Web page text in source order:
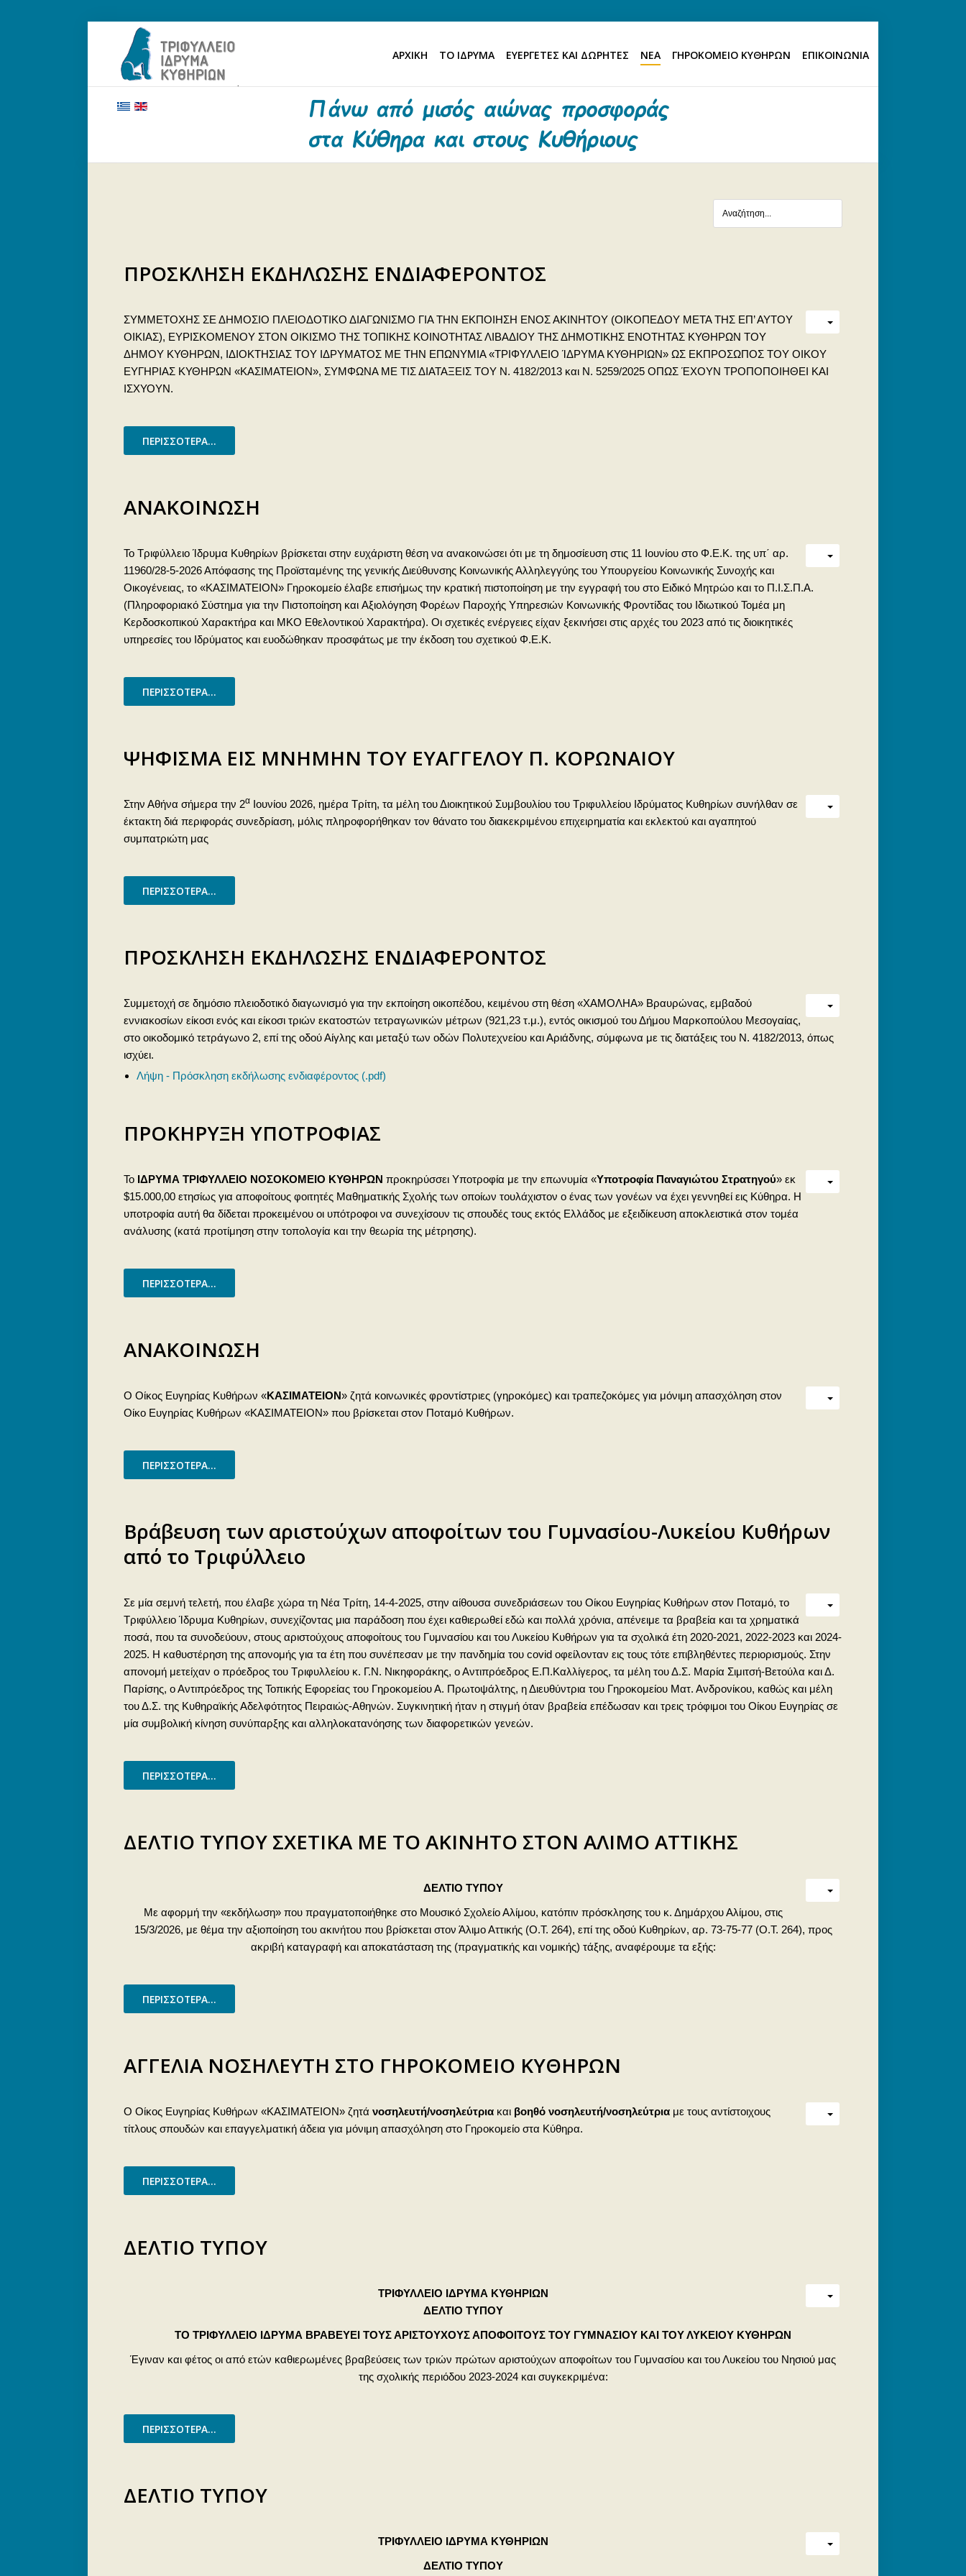
ΑΡΧΙΚΗ ΤΟ ΙΔΡΥΜΑ ΕΥΕΡΓΕΤΕΣ ΚΑΙ ΔΩΡΗΤΕΣ ΝΕΑ ΓΗΡΟΚΟΜΕΙΟ ΚΥΘΗΡΩΝ ΕΠΙΚΟΙΝΩΝΙΑ
ΠΡΟΣΚΛΗΣΗ ΕΚΔΗΛΩΣΗΣ ΕΝΔΙΑΦΕΡΟΝΤΟΣ
ΣΥΜΜΕΤΟΧΗΣ ΣΕ ΔΗΜΟΣΙΟ ΠΛΕΙΟΔΟΤΙΚΟ ΔΙΑΓΩΝΙΣΜΟ ΓΙΑ ΤΗΝ ΕΚΠΟΙΗΣΗ ΕΝΟΣ ΑΚΙΝΗΤΟΥ (ΟΙΚΟΠΕΔΟΥ ΜΕΤΑ ΤΗΣ ΕΠ’ ΑΥΤΟΥ
ΟΙΚΙΑΣ), ΕΥΡΙΣΚΟΜΕΝΟΥ ΣΤΟΝ ΟΙΚΙΣΜΟ ΤΗΣ ΤΟΠΙΚΗΣ ΚΟΙΝΟΤΗΤΑΣ ΛΙΒΑΔΙΟΥ ΤΗΣ ΔΗΜΟΤΙΚΗΣ ΕΝΟΤΗΤΑΣ ΚΥΘΗΡΩΝ ΤΟΥ
ΔΗΜΟΥ ΚΥΘΗΡΩΝ, ΙΔΙΟΚΤΗΣΙΑΣ ΤΟΥ ΙΔΡΥΜΑΤΟΣ ΜΕ ΤΗΝ ΕΠΩΝΥΜΙΑ «ΤΡΙΦΥΛΛΕΙΟ ΊΔΡΥΜΑ ΚΥΘΗΡΙΩΝ» ΩΣ ΕΚΠΡΟΣΩΠΟΣ ΤΟΥ ΟΙΚΟΥ
ΕΥΓΗΡΙΑΣ ΚΥΘΗΡΩΝ «ΚΑΣΙΜΑΤΕΙΟΝ», ΣΥΜΦΩΝΑ ΜΕ ΤΙΣ ΔΙΑΤΑΞΕΙΣ ΤΟΥ Ν. 4182/2013 και Ν. 5259/2025 ΟΠΩΣ ΈΧΟΥΝ ΤΡΟΠΟΠΟΙΗΘΕΙ ΚΑΙ
ΙΣΧΥΟΥΝ.
ΠΕΡΙΣΣΌΤΕΡΑ...
ΑΝΑΚΟΙΝΩΣΗ
Το Τριφύλλειο Ίδρυμα Κυθηρίων βρίσκεται στην ευχάριστη θέση να ανακοινώσει ότι με τη δημοσίευση στις 11 Ιουνίου στο Φ.Ε.Κ. της υπ΄ αρ.
11960/28-5-2026 Απόφασης της Προϊσταμένης της γενικής Διεύθυνσης Κοινωνικής Αλληλεγγύης του Υπουργείου Κοινωνικής Συνοχής και
Οικογένειας, το «ΚΑΣΙΜΑΤΕΙΟΝ» Γηροκομείο έλαβε επισήμως την κρατική πιστοποίηση με την εγγραφή του στο Ειδικό Μητρώο και το Π.Ι.Σ.Π.Α.
(Πληροφοριακό Σύστημα για την Πιστοποίηση και Αξιολόγηση Φορέων Παροχής Υπηρεσιών Κοινωνικής Φροντίδας του Ιδιωτικού Τομέα μη
Κερδοσκοπικού Χαρακτήρα και ΜΚΟ Εθελοντικού Χαρακτήρα). Οι σχετικές ενέργειες είχαν ξεκινήσει στις αρχές του 2023 από τις διοικητικές
υπηρεσίες του Ιδρύματος και ευοδώθηκαν προσφάτως με την έκδοση του σχετικού Φ.Ε.Κ.
ΠΕΡΙΣΣΌΤΕΡΑ...
ΨΗΦΙΣΜΑ ΕΙΣ ΜΝΗΜΗΝ ΤΟΥ ΕΥΑΓΓΕΛΟΥ Π. ΚΟΡΩΝΑΙΟΥ
Στην Αθήνα σήμερα την 2α Ιουνίου 2026, ημέρα Τρίτη, τα μέλη του Διοικητικού Συμβουλίου του Τριφυλλείου Ιδρύματος Κυθηρίων συνήλθαν σε
έκτακτη διά περιφοράς συνεδρίαση, μόλις πληροφορήθηκαν τον θάνατο του διακεκριμένου επιχειρηματία και εκλεκτού και αγαπητού
συμπατριώτη μας
ΠΕΡΙΣΣΌΤΕΡΑ...
ΠΡΟΣΚΛΗΣΗ ΕΚΔΗΛΩΣΗΣ ΕΝΔΙΑΦΕΡΟΝΤΟΣ
Συμμετοχή σε δημόσιο πλειοδοτικό διαγωνισμό για την εκποίηση οικοπέδου, κειμένου στη θέση «ΧΑΜΟΛΗΑ» Βραυρώνας, εμβαδού
εννιακοσίων είκοσι ενός και είκοσι τριών εκατοστών τετραγωνικών μέτρων (921,23 τ.μ.), εντός οικισμού του Δήμου Μαρκοπούλου Μεσογαίας,
στο οικοδομικό τετράγωνο 2, επί της οδού Αίγλης και μεταξύ των οδών Πολυτεχνείου και Αριάδνης, σύμφωνα με τις διατάξεις του Ν. 4182/2013, όπως
ισχύει.
Λήψη - Πρόσκληση εκδήλωσης ενδιαφέροντος (.pdf)
ΠΡΟΚΗΡΥΞΗ ΥΠΟΤΡΟΦΙΑΣ
Το ΙΔΡΥΜΑ ΤΡΙΦΥΛΛΕΙΟ ΝΟΣΟΚΟΜΕΙΟ ΚΥΘΗΡΩΝ προκηρύσσει Υποτροφία με την επωνυμία «Υποτροφία Παναγιώτου Στρατηγού» εκ
$15.000,00 ετησίως για αποφοίτους φοιτητές Μαθηματικής Σχολής των οποίων τουλάχιστον ο ένας των γονέων να έχει γεννηθεί εις Κύθηρα. Η
υποτροφία αυτή θα δίδεται προκειμένου οι υπότροφοι να συνεχίσουν τις σπουδές τους εκτός Ελλάδος με εξειδίκευση αποκλειστικά στον τομέα
ανάλυσης (κατά προτίμηση στην τοπολογία και την θεωρία της μέτρησης).
ΠΕΡΙΣΣΌΤΕΡΑ...
ΑΝΑΚΟΙΝΩΣΗ
Ο Οίκος Ευγηρίας Κυθήρων «ΚΑΣΙΜΑΤΕΙΟΝ» ζητά κοινωνικές φροντίστριες (γηροκόμες) και τραπεζοκόμες για μόνιμη απασχόληση στον
Οίκο Ευγηρίας Κυθήρων «ΚΑΣΙΜΑΤΕΙΟΝ» που βρίσκεται στον Ποταμό Κυθήρων.
ΠΕΡΙΣΣΌΤΕΡΑ...
Βράβευση των αριστούχων αποφοίτων του Γυμνασίου-Λυκείου Κυθήρων
από το Τριφύλλειο
Σε μία σεμνή τελετή, που έλαβε χώρα τη Νέα Τρίτη, 14-4-2025, στην αίθουσα συνεδριάσεων του Οίκου Ευγηρίας Κυθήρων στον Ποταμό, το
Τριφύλλειο Ίδρυμα Κυθηρίων, συνεχίζοντας μια παράδοση που έχει καθιερωθεί εδώ και πολλά χρόνια, απένειμε τα βραβεία και τα χρηματικά
ποσά, που τα συνοδεύουν, στους αριστούχους αποφοίτους του Γυμνασίου και του Λυκείου Κυθήρων για τα σχολικά έτη 2020-2021, 2022-2023 και 2024-
2025. Η καθυστέρηση της απονομής για τα έτη που συνέπεσαν με την πανδημία του covid οφείλονταν εις τους τότε επιβληθέντες περιορισμούς. Στην
απονομή μετείχαν ο πρόεδρος του Τριφυλλείου κ. Γ.Ν. Νικηφοράκης, ο Αντιπρόεδρος Ε.Π.Καλλίγερος, τα μέλη του Δ.Σ. Μαρία Σιμιτσή-Βετούλα και Δ.
Παρίσης, ο Αντιπρόεδρος της Τοπικής Εφορείας του Γηροκομείου Α. Πρωτοψάλτης, η Διευθύντρια του Γηροκομείου Ματ. Ανδρονίκου, καθώς και μέλη
του Δ.Σ. της Κυθηραϊκής Αδελφότητος Πειραιώς-Αθηνών. Συγκινητική ήταν η στιγμή όταν βραβεία επέδωσαν και τρεις τρόφιμοι του Οίκου Ευγηρίας σε
μία συμβολική κίνηση συνύπαρξης και αλληλοκατανόησης των διαφορετικών γενεών.
ΠΕΡΙΣΣΌΤΕΡΑ...
ΔΕΛΤΙΟ ΤΥΠΟΥ ΣΧΕΤΙΚΑ ΜΕ ΤΟ ΑΚΙΝΗΤΟ ΣΤΟΝ ΑΛΙΜΟ ΑΤΤΙΚΗΣ
ΔΕΛΤΙΟ ΤΥΠΟΥ
Με αφορμή την «εκδήλωση» που πραγματοποιήθηκε στο Μουσικό Σχολείο Αλίμου, κατόπιν πρόσκλησης του κ. Δημάρχου Αλίμου, στις
15/3/2026, με θέμα την αξιοποίηση του ακινήτου που βρίσκεται στον Άλιμο Αττικής (Ο.Τ. 264), επί της οδού Κυθηρίων, αρ. 73-75-77 (Ο.Τ. 264), προς
ακριβή καταγραφή και αποκατάσταση της (πραγματικής και νομικής) τάξης, αναφέρουμε τα εξής:
ΠΕΡΙΣΣΌΤΕΡΑ...
ΑΓΓΕΛΙΑ ΝΟΣΗΛΕΥΤΗ ΣΤΟ ΓΗΡΟΚΟΜΕΙΟ ΚΥΘΗΡΩΝ
Ο Οίκος Ευγηρίας Κυθήρων «ΚΑΣΙΜΑΤΕΙΟΝ» ζητά νοσηλευτή/νοσηλεύτρια και βοηθό νοσηλευτή/νοσηλεύτρια με τους αντίστοιχους
τίτλους σπουδών και επαγγελματική άδεια για μόνιμη απασχόληση στο Γηροκομείο στα Κύθηρα.
ΠΕΡΙΣΣΌΤΕΡΑ...
ΔΕΛΤΙΟ ΤΥΠΟΥ
ΤΡΙΦΥΛΛΕΙΟ ΙΔΡΥΜΑ ΚΥΘΗΡΙΩΝ
ΔΕΛΤΙΟ ΤΥΠΟΥ
ΤΟ ΤΡΙΦΥΛΛΕΙΟ ΙΔΡΥΜΑ ΒΡΑΒΕΥΕΙ ΤΟΥΣ ΑΡΙΣΤΟΥΧΟΥΣ ΑΠΟΦΟΙΤΟΥΣ ΤΟΥ ΓΥΜΝΑΣΙΟΥ ΚΑΙ ΤΟΥ ΛΥΚΕΙΟΥ ΚΥΘΗΡΩΝ
Έγιναν και φέτος οι από ετών καθιερωμένες βραβεύσεις των τριών πρώτων αριστούχων αποφοίτων του Γυμνασίου και του Λυκείου του Νησιού μας
της σχολικής περιόδου 2023-2024 και συγκεκριμένα:
ΠΕΡΙΣΣΌΤΕΡΑ...
ΔΕΛΤΙΟ ΤΥΠΟΥ
ΤΡΙΦΥΛΛΕΙΟ ΙΔΡΥΜΑ ΚΥΘΗΡΙΩΝ
ΔΕΛΤΙΟ ΤΥΠΟΥ